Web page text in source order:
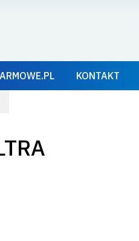
KONTAKT